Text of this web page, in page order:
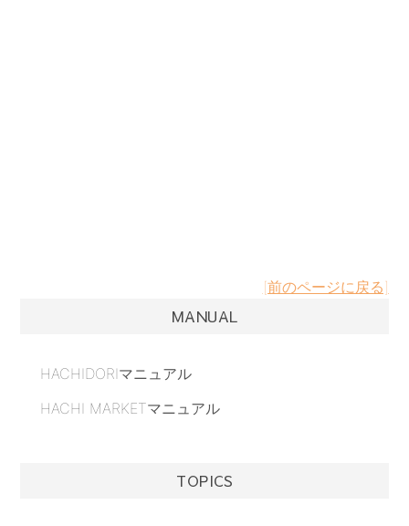
[前のページに戻る]
MANUAL
HACHIDORIマニュアル
HACHI MARKETマニュアル
TOPICS